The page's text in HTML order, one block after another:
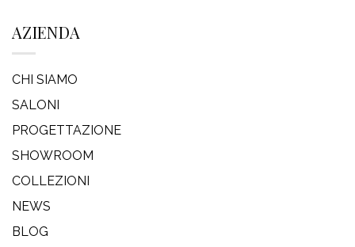
AZIENDA
CHI SIAMO
SALONI
PROGETTAZIONE
SHOWROOM
COLLEZIONI
NEWS
BLOG